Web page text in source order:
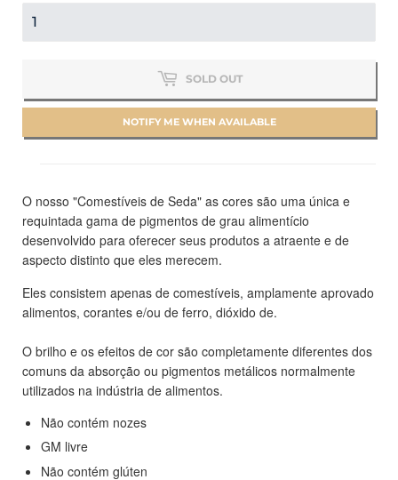
SOLD OUT
NOTIFY ME WHEN AVAILABLE
O nosso "Comestíveis de Seda" as cores são uma única e
requintada gama de pigmentos de grau alimentício
desenvolvido para oferecer seus produtos a atraente e de
aspecto distinto que eles merecem.
Eles consistem apenas de comestíveis, amplamente aprovado
alimentos, corantes e/ou de ferro, dióxido de.
O brilho e os efeitos de cor são completamente diferentes dos
comuns da absorção ou pigmentos metálicos normalmente
utilizados na indústria de alimentos.
Não contém nozes
GM livre
Não contém glúten